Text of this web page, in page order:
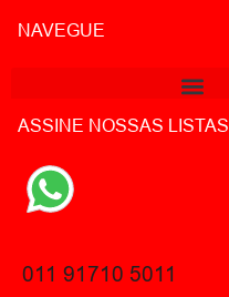
NAVEGUE
ASSINE NOSSAS LISTAS
011 91710 5011